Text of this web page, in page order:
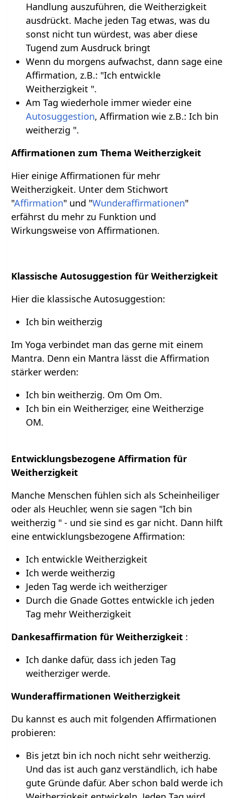
Handlung auszuführen, die Weitherzigkeit
ausdrückt. Mache jeden Tag etwas, was du
sonst nicht tun würdest, was aber diese
Tugend zum Ausdruck bringt
Wenn du morgens aufwachst, dann sage eine
Affirmation, z.B.: "Ich entwickle
Weitherzigkeit ".
Am Tag wiederhole immer wieder eine
Autosuggestion, Affirmation wie z.B.: Ich bin
weitherzig ".
Affirmationen zum Thema Weitherzigkeit
Hier einige Affirmationen für mehr
Weitherzigkeit. Unter dem Stichwort
"Affirmation" und "Wunderaffirmationen"
erfährst du mehr zu Funktion und
Wirkungsweise von Affirmationen.
Klassische Autosuggestion für Weitherzigkeit
Hier die klassische Autosuggestion:
Ich bin weitherzig
Im Yoga verbindet man das gerne mit einem
Mantra. Denn ein Mantra lässt die Affirmation
stärker werden:
Ich bin weitherzig. Om Om Om.
Ich bin ein Weitherziger, eine Weitherzige
OM.
Entwicklungsbezogene Affirmation für
Weitherzigkeit
Manche Menschen fühlen sich als Scheinheiliger
oder als Heuchler, wenn sie sagen "Ich bin
weitherzig " - und sie sind es gar nicht. Dann hilft
eine entwicklungsbezogene Affirmation:
Ich entwickle Weitherzigkeit
Ich werde weitherzig
Jeden Tag werde ich weitherziger
Durch die Gnade Gottes entwickle ich jeden
Tag mehr Weitherzigkeit
Dankesaffirmation für Weitherzigkeit :
Ich danke dafür, dass ich jeden Tag
weitherziger werde.
Wunderaffirmationen Weitherzigkeit
Du kannst es auch mit folgenden Affirmationen
probieren:
Bis jetzt bin ich noch nicht sehr weitherzig.
Und das ist auch ganz verständlich, ich habe
gute Gründe dafür. Aber schon bald werde ich